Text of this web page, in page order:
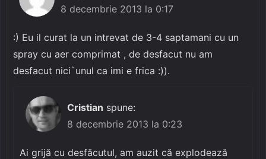
8 decembrie 2013 la 0:17
:) Eu il curat la un intrevat de 3-4 saptamani cu un
spray cu aer comprimat , de desfacut nu am
desfacut nici`unul ca imi e frica :)).
Cristian spune:
8 decembrie 2013 la 0:23
Ai grijă cu desfăcutul, am auzit că explodează